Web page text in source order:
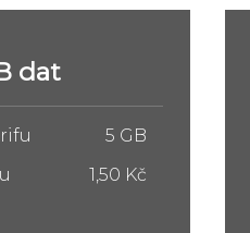
dat
10 GB
1,50 Kč